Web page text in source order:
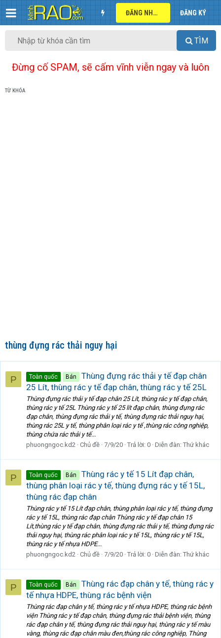
ĐĂNG NHẬP ĐĂNG KÝ
TÌM
Đừng cố SPAM, sẽ cấm vĩnh viễn ngay và luôn
TỪ KHÓA
thùng đựng rác thải nguy hại
P Toàn quốc Bán
Thùng đựng rác thải y tế đạp chân
25 Lít, thùng rác y tế đạp chân, thùng rác y tế 25L
Thùng đựng rác thải y tế đạp chân 25 Lít, thùng rác y tế đạp chân,
thùng rác y tế 25L Thùng rác y tế 25 lít đạp chân, thùng đựng rác
đạp chân, thùng đựng rác thải y tế, thùng đựng rác thải nguy hại,
thùng rác 25L y tế, thùng phân loại rác y tế ,thùng rác công nghiệp,
thùng chứa rác thải y tế...
phuongngoc.kd2 Chủ đề 7/9/20 Trả lời: 0 Diễn đàn: Thứ khác
P Toàn quốc Bán
Thùng rác y tế 15 Lít đạp chân,
thùng phân loại rác y tế, thùng đựng rác y tế 15L,
thùng rác đạp chân
Thùng rác y tế 15 Lít đạp chân, thùng phân loại rác y tế, thùng đựng
rác y tế 15L, thùng rác đạp chân Thùng rác y tế đạp chân 15
Lít,thùng rác y tế đạp chân, thùng đựng rác thải y tế, thùng đựng rác
thải nguy hại, thùng rác phân loại rác y tế 15L, thùng rác y tế 15L,
thùng rác y tế nhựa HDPE...
phuongngoc.kd2 Chủ đề 7/9/20 Trả lời: 0 Diễn đàn: Thứ khác
P Toàn quốc Bán
Thùng rác đạp chân y tế, thùng rác y
tế nhựa HDPE, thùng rác bệnh viện
Thùng rác đạp chân y tế, thùng rác y tế nhựa HDPE, thùng rác bệnh
viện Thùng rác y tế đạp chân, thùng đựng rác thải bệnh viện, thùng
rác đạp chân y tế, thùng đựng rác thải nguy hại, thùng rác y tế màu
vàng, thùng rác đạp chân màu đen,thùng rác công nghiệp, Thùng